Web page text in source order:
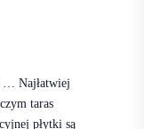
… Najłatwiej
taras
płytki są